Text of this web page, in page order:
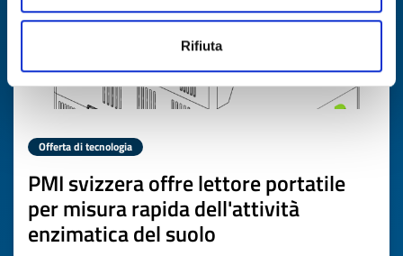
Rifiuta
Offerta di tecnologia
PMI svizzera offre lettore portatile
per misura rapida dell'attività
enzimatica del suolo